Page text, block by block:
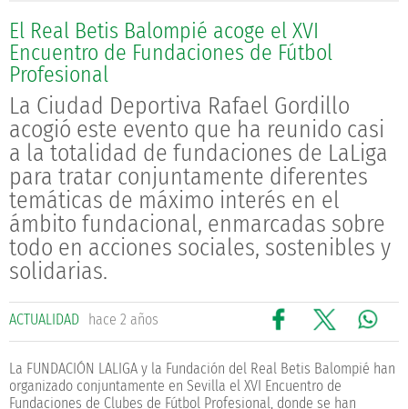
El Real Betis Balompié acoge el XVI
Encuentro de Fundaciones de Fútbol
Profesional
La Ciudad Deportiva Rafael Gordillo
acogió este evento que ha reunido casi
a la totalidad de fundaciones de LaLiga
para tratar conjuntamente diferentes
temáticas de máximo interés en el
ámbito fundacional, enmarcadas sobre
todo en acciones sociales, sostenibles y
solidarias.
ACTUALIDAD hace 2 años
La FUNDACIÓN LALIGA y la Fundación del Real Betis Balompié han
organizado conjuntamente en Sevilla el XVI Encuentro de
Fundaciones de Clubes de Fútbol Profesional, donde se han